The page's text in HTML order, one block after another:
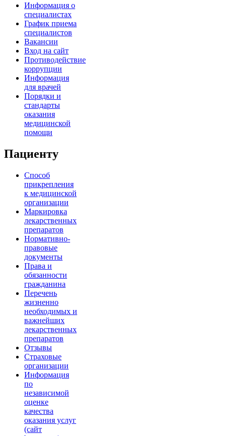
Информация о
специалистах
График приема
специалистов
Вакансии
Вход на сайт
Противодействие
коррупции
Информация
для врачей
Порядки и
стандарты
оказания
медицинской
помощи
Пациенту
Способ
прикрепления
к медицинской
организации
Маркировка
лекарственных
препаратов
Нормативно-
правовые
документы
Права и
обязанности
гражданина
Перечень
жизненно
необходимых и
важнейших
лекарственных
препаратов
Отзывы
Страховые
организации
Информация
по
независимой
оценке
качества
оказания услуг
(сайт